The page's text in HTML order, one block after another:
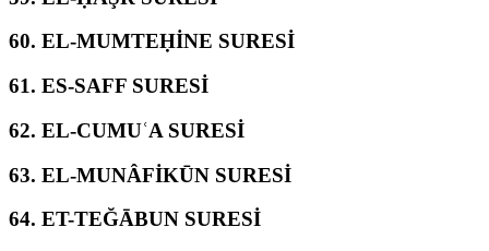
60. EL-MUMTEḤİNE SURESİ
61. ES-SAFF SURESİ
62. EL-CUMUʿA SURESİ
63. EL-MUNÂFİKŪN SURESİ
64. ET-TEĞĀBUN SURESİ